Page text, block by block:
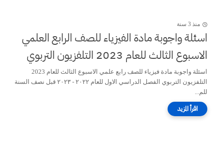
منذ 3 سنة
اسئلة واجوبة مادة الفيزياء للصف الرابع العلمي
الاسبوع الثالث للعام 2023 التلفزيون التربوي
اسئلة واجوبة مادة فيزياء للصف رابع علمي الاسبوع الثالث للعام 2023
التلفزيون التربوي الفصل الدراسي الاول للعام ٢٠٢٢ - ٢٠٢٣ قبل نصف السنة
للم...